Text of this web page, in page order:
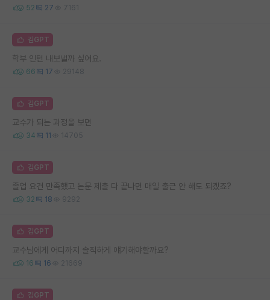
52 27 7161
김GPT
학부 인턴 내보낼까 싶어요.
66 17 29148
김GPT
교수가 되는 과정을 보면
34 11 14705
김GPT
졸업 요건 만족했고 논문 제출 다 끝나면 매일 출근 안 해도 되겠죠?
32 18 9292
김GPT
교수님에게 어디까지 솔직하게 얘기해야할까요?
16 16 21669
김GPT